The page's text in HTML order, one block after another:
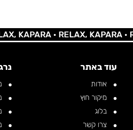
KAPARA •RELAX, KAPARA •
עוד באתר
אודות
מיקור חוץ
בלוג
צרו קשר